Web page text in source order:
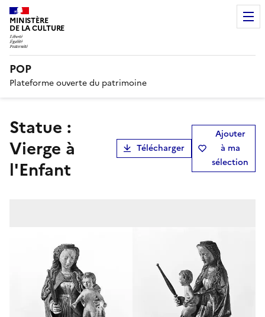
MINISTÈRE
DE LA CULTURE
POP
Plateforme ouverte du patrimoine
statue :
Vierge à
l'Enfant
Télécharger
Ajouter
à ma
sélection